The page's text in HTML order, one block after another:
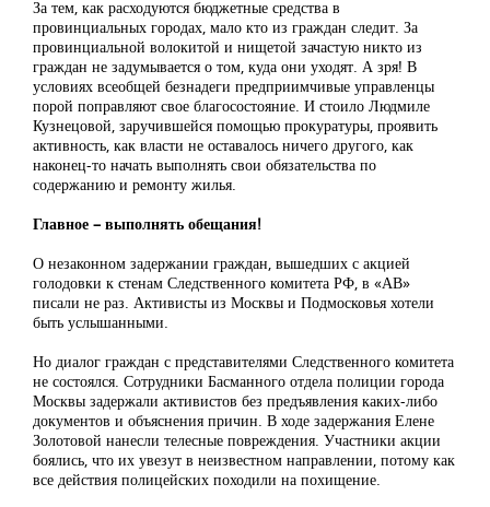
За тем, как расходуются бюджетные средства в
провинциальных городах, мало кто из граждан следит. За
провинциальной волокитой и нищетой зачастую никто из
граждан не задумывается о том, куда они уходят. А зря! В
условиях всеобщей безнадеги предприимчивые управленцы
порой поправляют свое благосостояние. И стоило Людмиле
Кузнецовой, заручившейся помощью прокуратуры, проявить
активность, как власти не оставалось ничего другого, как
наконец-то начать выполнять свои обязательства по
содержанию и ремонту жилья.
Главное – выполнять обещания!
О незаконном задержании граждан, вышедших с акцией
голодовки к стенам Следственного комитета РФ, в «АВ»
писали не раз. Активисты из Москвы и Подмосковья хотели
быть услышанными.
Но диалог граждан с представителями Следственного комитета
не состоялся. Сотрудники Басманного отдела полиции города
Москвы задержали активистов без предъявления каких-либо
документов и объяснения причин. В ходе задержания Елене
Золотовой нанесли телесные повреждения. Участники акции
боялись, что их увезут в неизвестном направлении, потому как
все действия полицейских походили на похищение.